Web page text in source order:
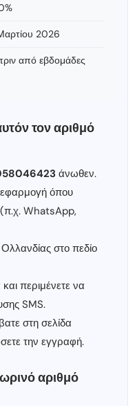
2026
από εβδομάδες
τον αριθμό
άνωθεν.
εφαρμογή όπου
WhatsApp,
στο πεδίο
περιμένετε να
SMS.
στη σελίδα
την εγγραφή.
αριθμό